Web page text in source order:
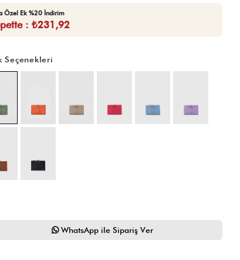
Özel Ek %20 İndirim
: ₺231,92
Seçenekleri
WhatsApp ile Sipariş Ver